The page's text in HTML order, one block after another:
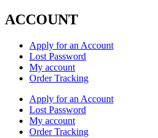
ACCOUNT
Apply for an Account
Lost Password
My account
Order Tracking
Apply for an Account
Lost Password
My account
Order Tracking